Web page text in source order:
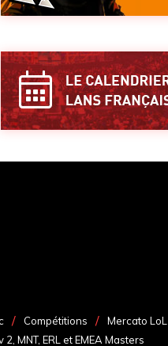
Compétitions
Mercato LoL
2, MNT, ERL et EMEA Masters